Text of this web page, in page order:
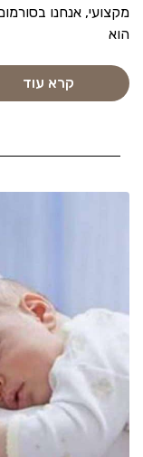
מקצועי, אנחנו
הוא
קרא עוד